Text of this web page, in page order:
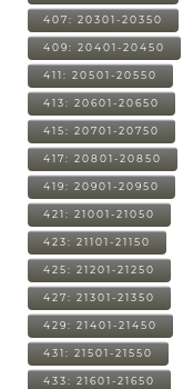
407: 20301-20350
409: 20401-20450
411: 20501-20550
413: 20601-20650
415: 20701-20750
417: 20801-20850
419: 20901-20950
421: 21001-21050
423: 21101-21150
425: 21201-21250
427: 21301-21350
429: 21401-21450
431: 21501-21550
433: 21601-21650